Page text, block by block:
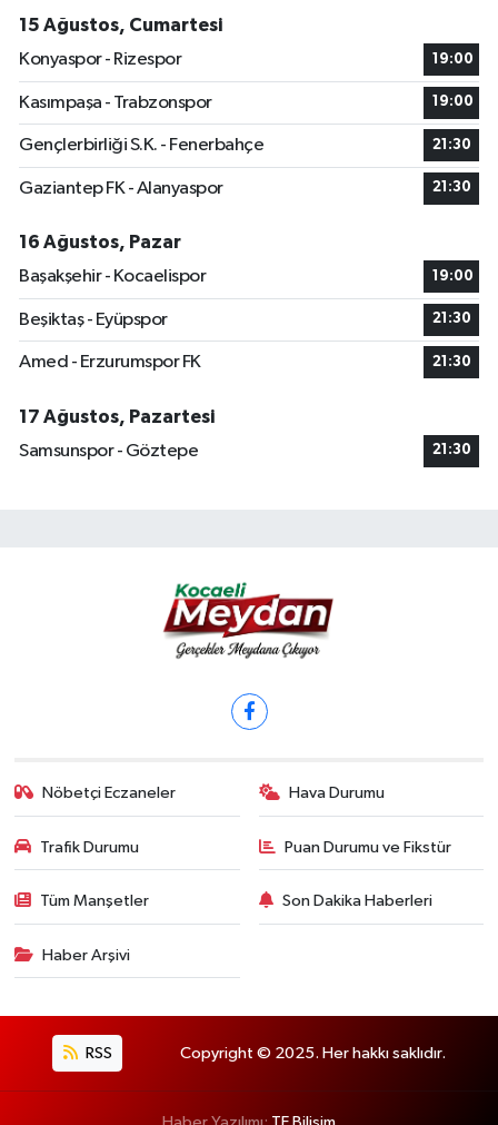
15 Ağustos, Cumartesi
Konyaspor - Rizespor
19:00
Kasımpaşa - Trabzonspor 19:00
Gençlerbirliği S.K. - Fenerbahçe 21:30
Gaziantep FK - Alanyaspor 21:30
16 Ağustos, Pazar
Başakşehir - Kocaelispor
19:00
Beşiktaş - Eyüpspor 21:30
Amed - Erzurumspor FK 21:30
17 Ağustos, Pazartesi
Samsunspor - Göztepe
21:30
Nöbetçi Eczaneler Hava Durumu
Trafik Durumu Puan Durumu ve Fikstür
Tüm Manşetler Son Dakika Haberleri
Haber Arşivi
RSS Copyright © 2025. Her hakkı saklıdır.